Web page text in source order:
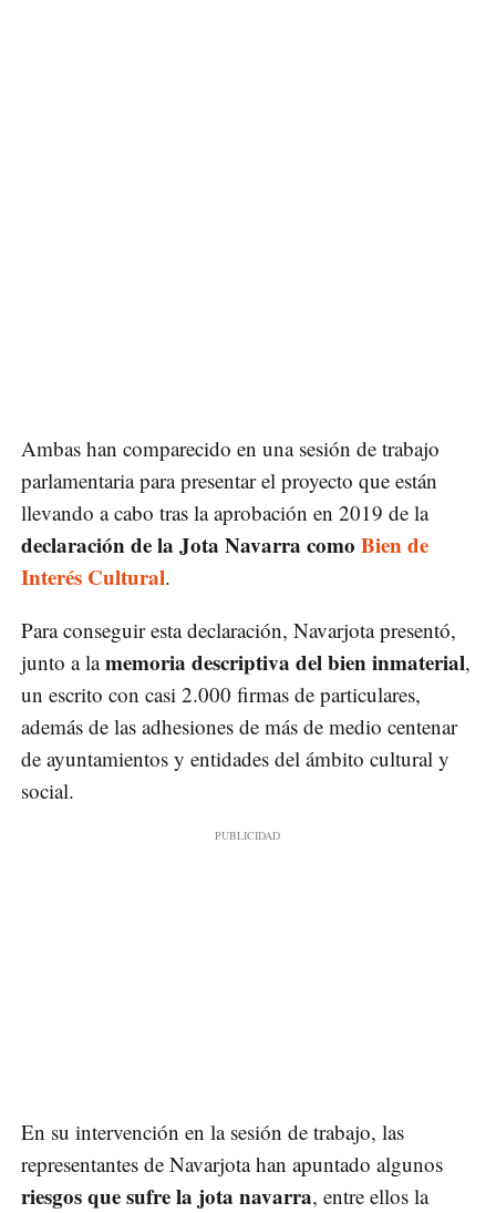
Ambas han comparecido en una sesión de trabajo
parlamentaria para presentar el proyecto que están
llevando a cabo tras la aprobación en 2019 de la
declaración de la Jota Navarra como Bien de
Interés Cultural.
Para conseguir esta declaración, Navarjota presentó,
junto a lamemoria descriptiva del bien inmaterial,
un escrito con casi 2.000 firmas de particulares,
además de las adhesiones de más de medio centenar
de ayuntamientos y entidades del ámbito cultural y
social.
En su intervención en la sesión de trabajo, las
representantes de Navarjota han apuntado algunos
riesgos que sufre la jota navarra, entre ellos la